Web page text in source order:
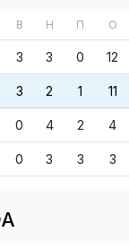
В Н П О
3 3 0 12
3 2 1 11
0 4 2 4
0 3 3 3